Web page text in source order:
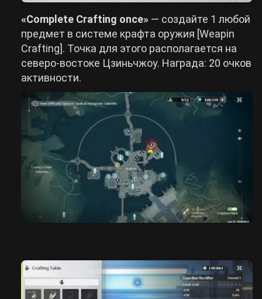
«Complete Crafting once» — создайте 1 любой
предмет в системе крафта оружия [Weapin
Crafting]. Точка для этого располагается на
северо-востоке Цзиньчжоу. Награда: 20 очков
активности.